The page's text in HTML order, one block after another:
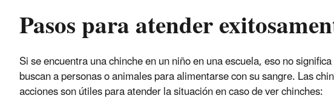
Pasos para atender
Si se encuentra una chinche en un niño en una escuela, eso no
buscan a personas o animales para alimentarse con su sangre. Las
acciones son útiles para atender la situación en caso de ver chinches: